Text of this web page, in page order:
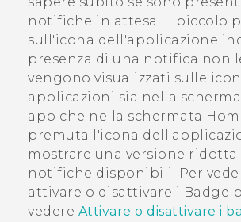
notifiche in attesa. Il piccolo
sull'icona dell'applicazione
presenza di una notifica non
vengono visualizzati sulle
applicazioni sia nella
app che nella schermata
premuta l'icona
mostrare una versione ridotta
notifiche disponibili. Per
attivare o disattivare i Badge
vedere Attivare o disattivare i